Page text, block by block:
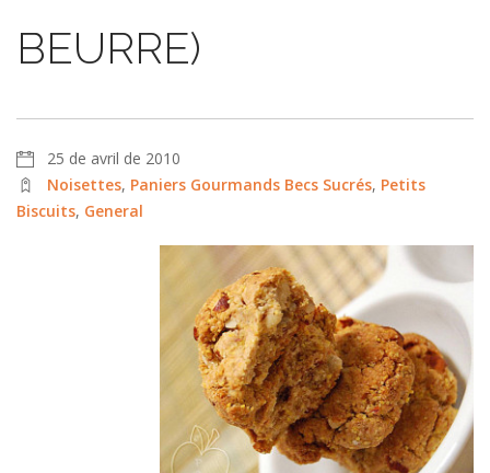
BEURRE)
25 de avril de 2010
Noisettes, Paniers Gourmands Becs Sucrés, Petits
Biscuits, General